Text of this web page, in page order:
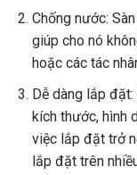
Chống nước:
giúp cho nó
hoặc các tác
Dễ dàng lắp
kích thước, hình
việc lắp đặt trở
lắp đặt trên